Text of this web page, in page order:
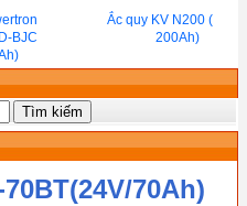
BJC
Ắc quy KV N200 ( 12V /
200Ah)
70Ah)